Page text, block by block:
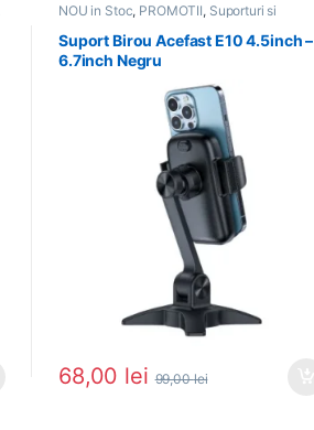
NOU in Stoc, PROMOTII, Suporturi si
Suporturi Telefoane
Suport Birou Acefast E10 4.5inch –
6.7inch Negru
68,00 lei 99,00lei